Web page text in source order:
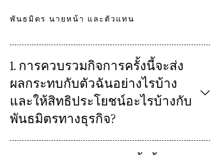
พันธมิตร นายหน้า และตัวแทน
1. การควบรวมกิจการครั้งนี้จะส่ง
ผลกระทบกับตัวฉันอย่างไรบ้าง
และให้สิทธิประโยชน์อะไรบ้างกับ
พันธมิตรทางธุรกิจ?